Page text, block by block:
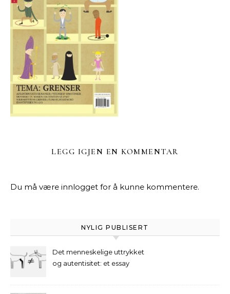
LEGG IGJEN EN KOMMENTAR
Du må være innlogget for å kunne kommentere.
NYLIG PUBLISERT
Det menneskelige uttrykket
og autentisitet: et essay